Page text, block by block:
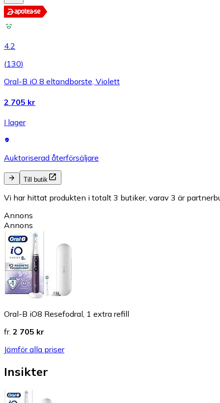
4.2
(130)
Oral-B iO 8 eltandborste, Violett
2 705 kr
I lager
Auktoriserad återförsäljare
Till butik
Vi har hittat produkten i totalt 3 butiker, varav 3 är
Annons
Annons
Oral-B iO8 Resefodral, 1 extra refill
fr. 2 705 kr
Jämför alla priser
Insikter